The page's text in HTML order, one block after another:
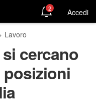
2 Accedi
Lavoro
cercano